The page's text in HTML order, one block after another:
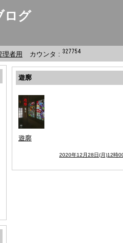
ログ
理者用 カウンタ :
遊廓
遊廓
2020年12月28日(月)12時